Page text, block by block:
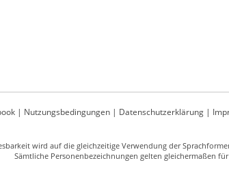
| Nutzungsbedingungen| Datenschutzerklärung|
wird auf die gleichzeitige Verwendung der
Sämtliche Personenbezeichnungen gelten gleichermaßen